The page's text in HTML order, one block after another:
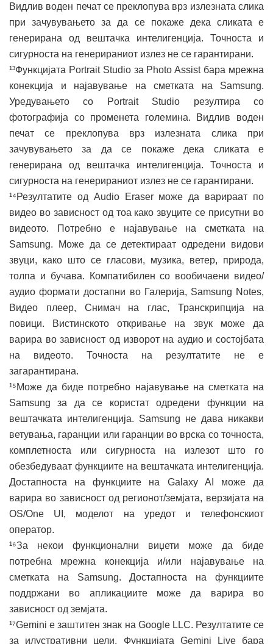
Видлив воден печат се преклопува врз излезната слика
при зачувувањето за да се покаже дека сликата е
генерирана од вештачка интелигенција. Точноста и
сигурноста на генерираниот излез не се гарантирани.
¹³Функцијата Portrait Studio за Photo Assist бара мрежна
конекција и најавување на сметката на Samsung.
Уредувањето со Portrait Studio резултира со
фотографија со променета големина. Видлив воден
печат се преклопува врз излезната слика при
зачувувањето за да се покаже дека сликата е
генерирана од вештачка интелигенција. Точноста и
сигурноста на генерираниот излез не се гарантирани.
¹⁴Резултатите од Audio Eraser може да варираат по
видео во зависност од тоа како звуците се присутни во
видеото. Потребно е најавување на сметката на
Samsung. Може да се детектираат одредени видови
звуци, како што се гласови, музика, ветер, природа,
толпа и бучава. Компатибилен со вообичаени видео/
аудио формати достапни во Галерија, Samsung Notes,
Видео плеер, Снимач на глас, Транскрипција на
повици. Вистинското откривање на звук може да
варира во зависност од изворот на аудио и состојбата
на видеото. Точноста на резултатите не е
загарантирана.
¹⁵Може да биде потребно најавување на сметката на
Samsung за да се користат одредени функции на
вештачката интелигенција. Samsung не дава никакви
ветувања, гаранции или гаранции во врска со точноста,
комплетноста или сигурноста на излезот што го
обезбедуваат функциите на вештачката интелигенција.
Достапноста на функциите на Galaxy AI може да
варира во зависност од регионот/земјата, верзијата на
OS/One UI, моделот на уредот и телефонскиот
оператор.
¹⁶За некои функционални виџети може да биде
потребна мрежна конекција и/или најавување на
сметката на Samsung. Достапноста на функциите
поддржани во апликациите може да варира во
зависност од земјата.
¹⁷Gemini е заштитен знак на Google LLC. Резултатите се
за илустративни цели. Функцијата Gemini Live бара